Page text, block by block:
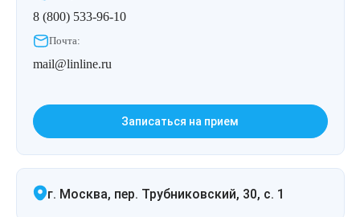
8 (800) 533-96-10
Почта:
mail@linline.ru
Записаться на прием
г. Москва, пер. Трубниковский, 30, с. 1
Удаление новообразований
Лазерное лечение постакне
Омоложение QOOLGLOW
QOOL- омоложение
Карбоновый пилинг
Восстановление здоровья волос
Сделать педикюр
Купить сертификат
Купить абонемент